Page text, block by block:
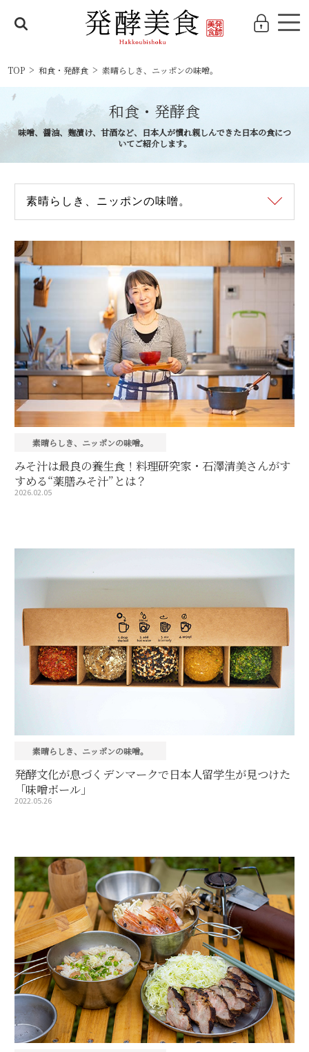
TOP 和食・発酵食 素晴らしき、ニッポンの味噌。
和食・発酵食
味噌、醤油、麹漬け、甘酒など、日本人が慣れ親しんできた日本の食につ
いてご紹介します。
素晴らしき、ニッポンの味噌。
みそ汁は最良の養生食！料理研究家・石澤清美さんがす
すめる“薬膳みそ汁”とは？
2026.02.05
素晴らしき、ニッポンの味噌。
発酵文化が息づくデンマークで日本人留学生が見つけた
「味噌ボール」
2022.05.26